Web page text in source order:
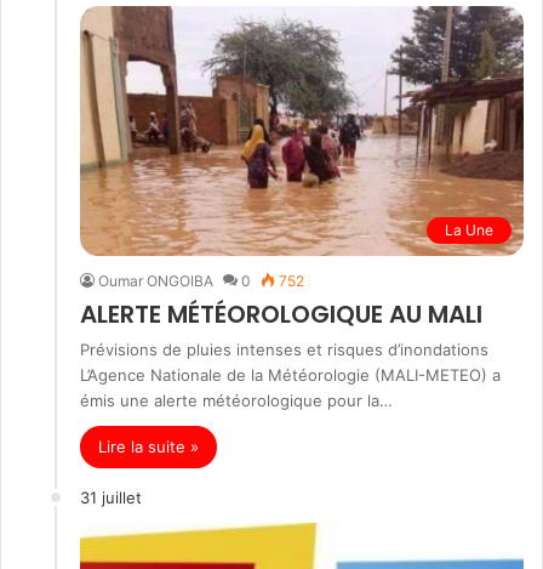
La Une
Oumar ONGOIBA 0 752
ALERTE MÉTÉOROLOGIQUE AU MALI
Prévisions de pluies intenses et risques d’inondations
L’Agence Nationale de la Météorologie (MALI-METEO) a
émis une alerte météorologique pour la…
Lire la suite »
31 juillet